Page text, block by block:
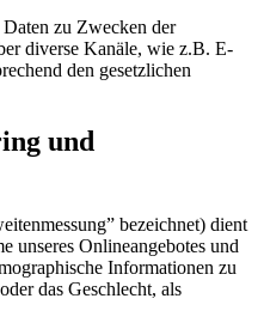
zu Zwecken der
diverse Kanäle, wie z.B. E-
den gesetzlichen
und
bezeichnet) dient
unseres Onlineangebotes und
Informationen zu
das Geschlecht, als